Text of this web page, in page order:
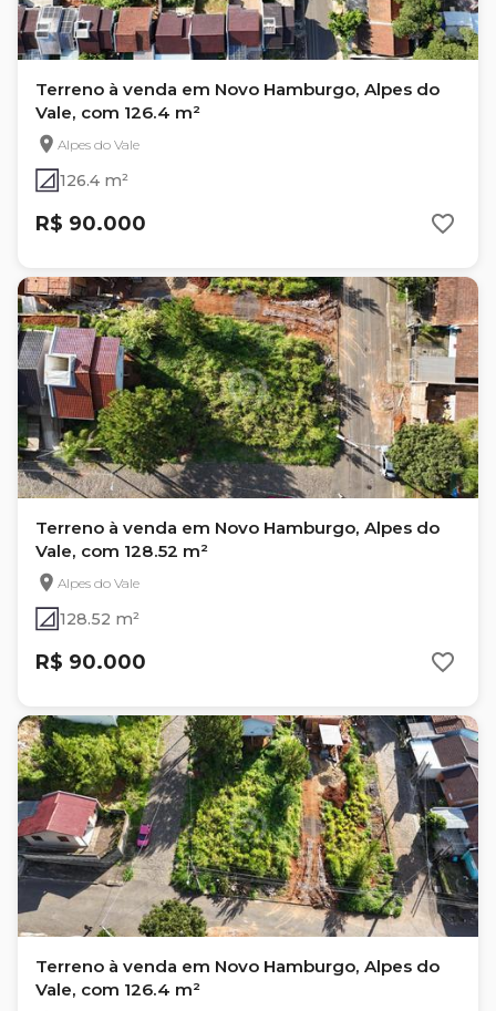
Terreno à venda em Novo Hamburgo, Alpes do
Vale, com 126.4 m²
Alpes do Vale
126.4 m²
R$ 90.000
Terreno à venda em Novo Hamburgo, Alpes do
Vale, com 128.52 m²
Alpes do Vale
128.52 m²
R$ 90.000
Terreno à venda em Novo Hamburgo, Alpes do
Vale, com 126.4 m²